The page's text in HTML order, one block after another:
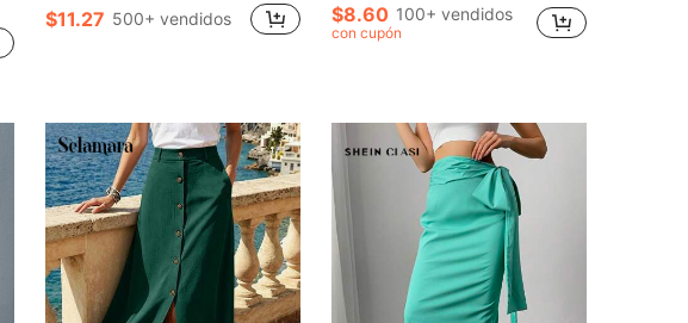
$11.27 500+ vendidos $8.60 100+ vendidos
con cupón